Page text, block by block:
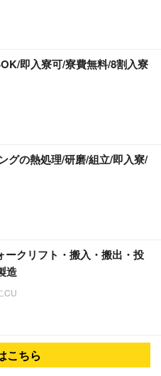
即入寮可/寮費無料/8割入寮
グの熱処理/研磨/組立/即入寮/
ークリフト・搬入・搬出・投
造
CU
こちら